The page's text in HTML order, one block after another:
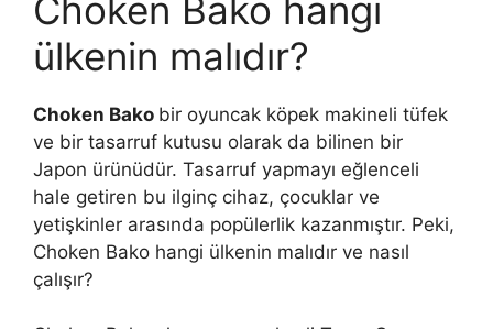
Choken Bako hangi
ülkenin malıdır?
Choken Bako bir oyuncak köpek makineli tüfek
ve bir tasarruf kutusu olarak da bilinen bir
Japon ürünüdür. Tasarruf yapmayı eğlenceli
hale getiren bu ilginç cihaz, çocuklar ve
yetişkinler arasında popülerlik kazanmıştır. Peki,
Choken Bako hangi ülkenin malıdır ve nasıl
çalışır?